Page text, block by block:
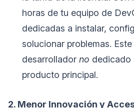
horas de tu equipo de
dedicadas a instalar,
solucionar problemas.
desarrollador no dedicado
producto principal.
2. Menor Innovación y